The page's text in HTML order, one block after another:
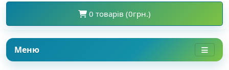
0 товарів (0грн.)
Меню